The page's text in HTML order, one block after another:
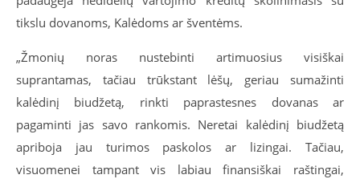
tikslu dovanoms, Kalėdoms ar šventėms.
„Žmonių noras nustebinti artimuosius visiškai
suprantamas, tačiau trūkstant lėšų, geriau sumažinti
kalėdinį biudžetą, rinkti paprastesnes dovanas ar
pagaminti jas savo rankomis. Neretai kalėdinį biudžetą
apriboja jau turimos paskolos ar lizingai. Tačiau,
visuomenei tampant vis labiau finansiškai raštingai,